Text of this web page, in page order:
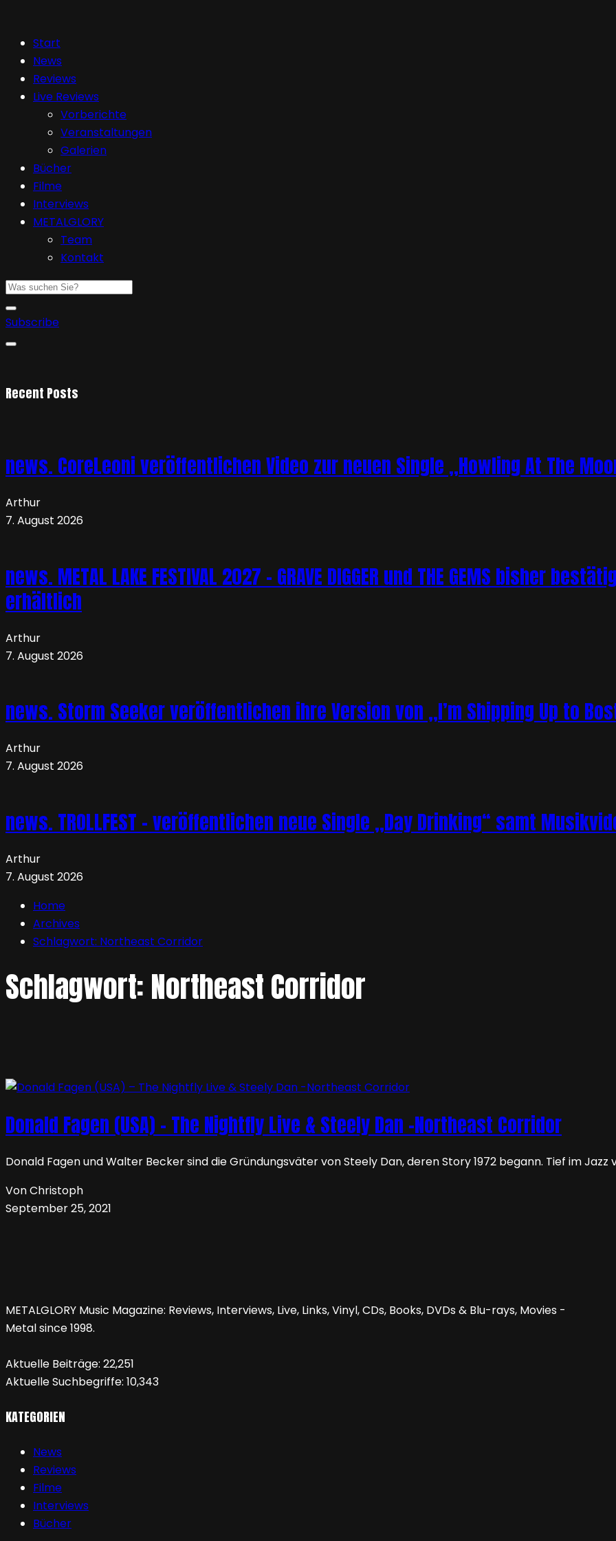
Start
News
Reviews
Live Reviews
Vorberichte
Veranstaltungen
Galerien
Bücher
Filme
Interviews
METALGLORY
Team
Kontakt
Subscribe
Recent Posts
news. CoreLeoni veröffentlichen Video zur neuen Single „Howling At The
Arthur
7. August 2026
news. METAL LAKE FESTIVAL 2027 – GRAVE DIGGER und THE GEMS bisher
erhältlich
Arthur
7. August 2026
news. Storm Seeker veröffentlichen ihre Version von „I’m Shipping Up to
Arthur
7. August 2026
news. TROLLFEST – veröffentlichen neue Single „Day Drinking“ samt
Arthur
7. August 2026
Home
Archives
Schlagwort: Northeast Corridor
Schlagwort: Northeast Corridor
Donald Fagen (USA) – The Nightfly Live & Steely Dan -Northeast Corridor
Donald Fagen und Walter Becker sind die Gründungsväter von Steely Dan, deren Story 1972 begann. Tief im
Von Christoph
September 25, 2021
METALGLORY Music Magazine: Reviews, Interviews, Live, Links, Vinyl, CDs, Books, DVDs & Blu-rays, Movies -
Metal since 1998.
Aktuelle Beiträge: 22,251
Aktuelle Suchbegriffe: 10,343
KATEGORIEN
News
Reviews
Filme
Interviews
Bücher